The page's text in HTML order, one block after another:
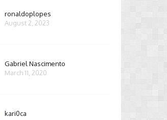
ronaldoplopes
August 2, 2023
Gabriel Nascimento
March 11, 2020
kari0ca